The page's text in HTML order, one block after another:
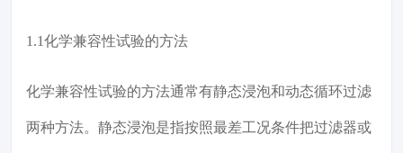
1.1化学兼容性试验的方法
化学兼容性试验的方法通常有静态浸泡和动态循环过滤
两种方法。静态浸泡是指按照最差工况条件把过滤器或